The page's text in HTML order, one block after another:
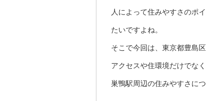
人によって住みやすさのポ
たいですよね。
そこで今回は、東京都豊島
アクセスや住環境だけでな
巣鴨駅周辺の住みやすさに